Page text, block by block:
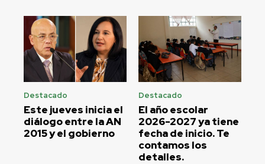
Destacado
Este jueves inicia el
diálogo entre la AN
2015 y el gobierno
Destacado
El año escolar
2026-2027 ya tiene
fecha de inicio. Te
contamos los
detalles.